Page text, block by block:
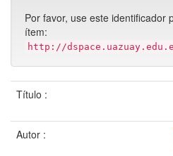
Por favor, use este identificador
ítem:
http://
Título :
Autor :